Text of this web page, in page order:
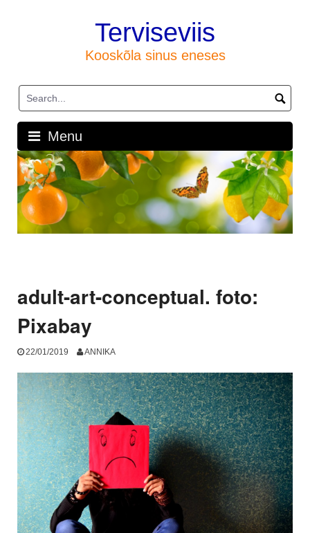
Terviseviis
Kooskõla sinus eneses
Menu
adult-art-conceptual. foto:
Pixabay
22/01/2019 ANNIKA